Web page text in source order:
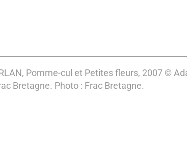
Pomme-cul et Petites fleurs, 2007 ©
Bretagne. Photo : Frac Bretagne.